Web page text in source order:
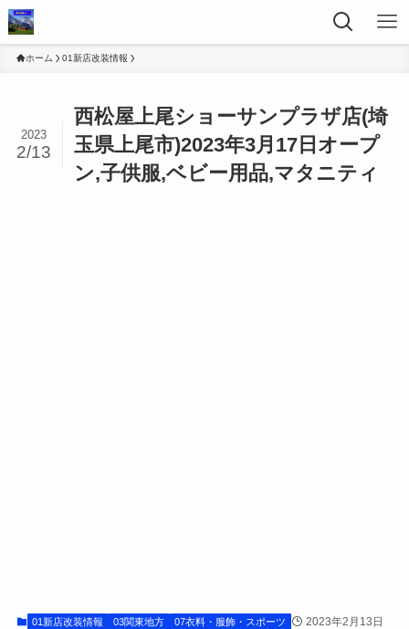
ホーム 01新店改装情報
西松屋上尾ショーサンプラザ店(埼
玉県上尾市)2023年3月17日オープ
ン,子供服,ベビー用品,マタニティ
2023
2/13
01新店改装情報 03関東地方 07衣料・服飾・スポーツ 2023年2月13日